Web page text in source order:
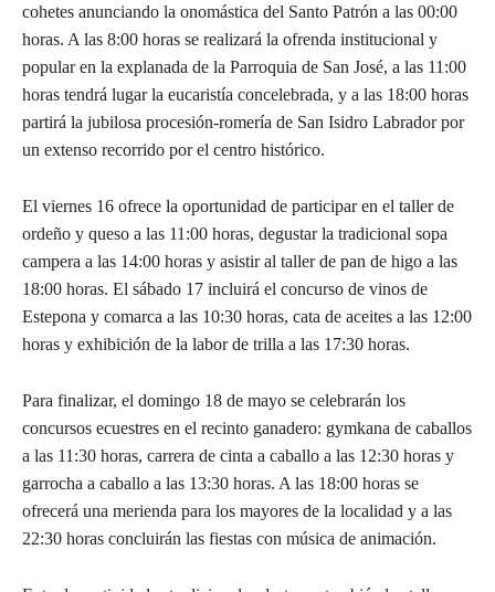
cohetes anunciando la onomástica del Santo Patrón a las 00:00
horas. A las 8:00 horas se realizará la ofrenda institucional y
popular en la explanada de la Parroquia de San José, a las 11:00
horas tendrá lugar la eucaristía concelebrada, y a las 18:00 horas
partirá la jubilosa procesión-romería de San Isidro Labrador por
un extenso recorrido por el centro histórico.
El viernes 16 ofrece la oportunidad de participar en el taller de
ordeño y queso a las 11:00 horas, degustar la tradicional sopa
campera a las 14:00 horas y asistir al taller de pan de higo a las
18:00 horas. El sábado 17 incluirá el concurso de vinos de
Estepona y comarca a las 10:30 horas, cata de aceites a las 12:00
horas y exhibición de la labor de trilla a las 17:30 horas.
Para finalizar, el domingo 18 de mayo se celebrarán los
concursos ecuestres en el recinto ganadero: gymkana de caballos
a las 11:30 horas, carrera de cinta a caballo a las 12:30 horas y
garrocha a caballo a las 13:30 horas. A las 18:00 horas se
ofrecerá una merienda para los mayores de la localidad y a las
22:30 horas concluirán las fiestas con música de animación.